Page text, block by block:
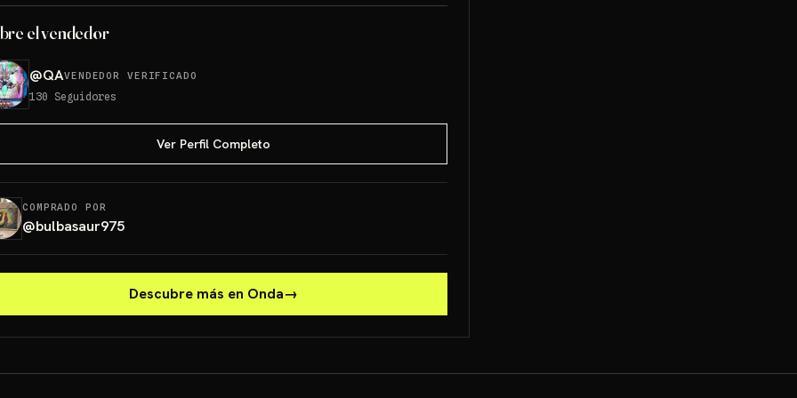
el vendedor
@QAVENDEDOR VERIFICADO
130 Seguidores
Ver Perfil Completo
COMPRADO POR
@bulbasaur975
Descubre más en Onda→